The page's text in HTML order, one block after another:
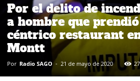
Por el delito de
a hombre que
céntrico restaurant
Montt
Por Radio SAGO - 21 de mayo de 2020